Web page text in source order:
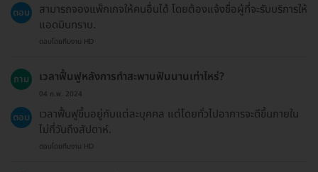
ตอบ
สามารถจองแพ็กเกจให้คนอื่นได้ โดยต้องแจ้งชื่อผู้ที่จะรับบริการให้
แอดมินทราบ.
ตอบโดยทีมงาน HD
ถาม เวลาฟื้นฟูหลังการทำสะพานฟันนานเท่าไหร่?
04 ก.พ. 2024
ตอบ
เวลาฟื้นฟูขึ้นอยู่กับแต่ละบุคคล แต่โดยทั่วไปอาการจะดีขึ้นภายใน
ไม่กี่วันถึงสัปดาห์.
ตอบโดยทีมงาน HD